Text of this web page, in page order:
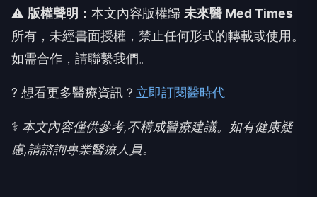
⚠️ 版權聲明 ：本文內容版權歸 未來醫 Med Times
所有，未經書面授權，禁止任何形式的轉載或使用。
如需合作，請聯繫我們。
? 想看更多醫療資訊？ 立即訂閱醫時代
⚕️ 本文內容僅供參考,不構成醫療建議。如有健康疑
慮,請諮詢專業醫療人員。